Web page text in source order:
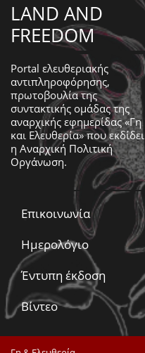
LAND AND
FREEDOM
Portal ελευθεριακής
αντιπληροφόρησης,
πρωτοβουλία της
συντακτικής ομάδας της
αναρχικής εφημερίδας «Γη
και Ελευθερία» που εκδίδει
η Αναρχική Πολιτική
Οργάνωση.
Επικοινωνία
Ημερολόγιο
Έντυπη έκδοση
Βίντεο